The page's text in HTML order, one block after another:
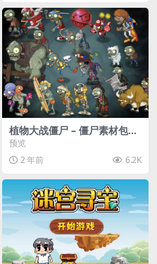
植物大战僵尸 – 僵尸素材包
【可预览】
预览
2 年前
6.2K